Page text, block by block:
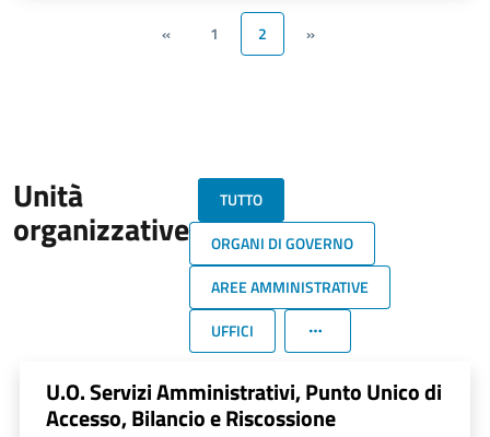
« 1 2 »
Unità
organizzative
TUTTO
ORGANI DI GOVERNO
AREE AMMINISTRATIVE
UFFICI
U.O. Servizi Amministrativi, Punto Unico di
Accesso, Bilancio e Riscossione